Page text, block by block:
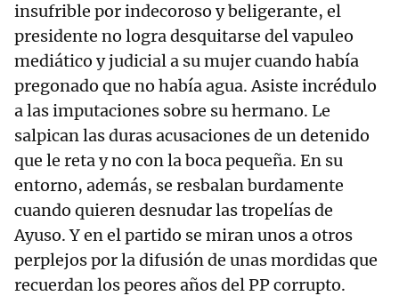
insufrible por indecoroso y beligerante, el
presidente no logra desquitarse del vapuleo
mediático y judicial a su mujer cuando había
pregonado que no había agua. Asiste incrédulo
a las imputaciones sobre su hermano. Le
salpican las duras acusaciones de un detenido
que le reta y no con la boca pequeña. En su
entorno, además, se resbalan burdamente
cuando quieren desnudar las tropelías de
Ayuso. Y en el partido se miran unos a otros
perplejos por la difusión de unas mordidas que
recuerdan los peores años del PP corrupto.